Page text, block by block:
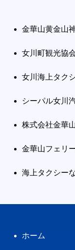
金華山黄金山
女川町観光協
女川海上タク
シーパル女川
株式会社金華
金華山フェリ
海上タクシー
ホーム